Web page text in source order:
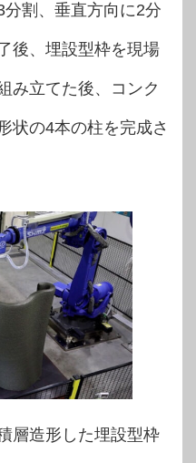
割、垂直方向に2分
後、埋設型枠を現場
み立てた後、コンク
状の4本の柱を完成さ
層造形した埋設型枠